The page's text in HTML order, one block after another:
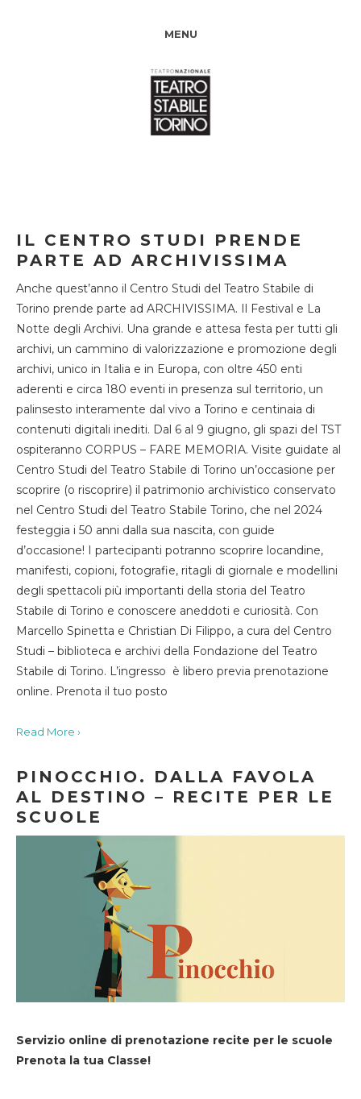
MENU
IL CENTRO STUDI PRENDE
PARTE AD ARCHIVISSIMA
Anche quest’anno il Centro Studi del Teatro Stabile di
Torino prende parte ad ARCHIVISSIMA. Il Festival e La
Notte degli Archivi. Una grande e attesa festa per tutti gli
archivi, un cammino di valorizzazione e promozione degli
archivi, unico in Italia e in Europa, con oltre 450 enti
aderenti e circa 180 eventi in presenza sul territorio, un
palinsesto interamente dal vivo a Torino e centinaia di
contenuti digitali inediti. Dal 6 al 9 giugno, gli spazi del TST
ospiteranno CORPUS – FARE MEMORIA. Visite guidate al
Centro Studi del Teatro Stabile di Torino un’occasione per
scoprire (o riscoprire) il patrimonio archivistico conservato
nel Centro Studi del Teatro Stabile Torino, che nel 2024
festeggia i 50 anni dalla sua nascita, con guide
d’occasione! I partecipanti potranno scoprire locandine,
manifesti, copioni, fotografie, ritagli di giornale e modellini
degli spettacoli più importanti della storia del Teatro
Stabile di Torino e conoscere aneddoti e curiosità. Con
Marcello Spinetta e Christian Di Filippo, a cura del Centro
Studi – biblioteca e archivi della Fondazione del Teatro
Stabile di Torino. L’ingresso è libero previa prenotazione
online. Prenota il tuo posto
Read More ›
PINOCCHIO. DALLA FAVOLA
AL DESTINO – RECITE PER LE
SCUOLE
Servizio online di prenotazione recite per le scuole
Prenota la tua Classe!